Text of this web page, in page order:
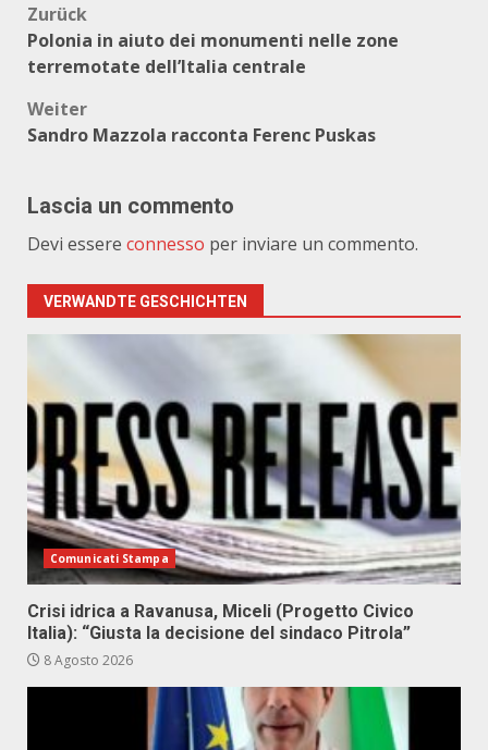
Beitragsnavigation
Zurück
Polonia in aiuto dei monumenti nelle zone
terremotate dell’Italia centrale
Weiter
Sandro Mazzola racconta Ferenc Puskas
Lascia un commento
Devi essere connesso per inviare un commento.
VERWANDTE GESCHICHTEN
Comunicati Stampa
Crisi idrica a Ravanusa, Miceli (Progetto Civico
Italia): “Giusta la decisione del sindaco Pitrola”
8 Agosto 2026